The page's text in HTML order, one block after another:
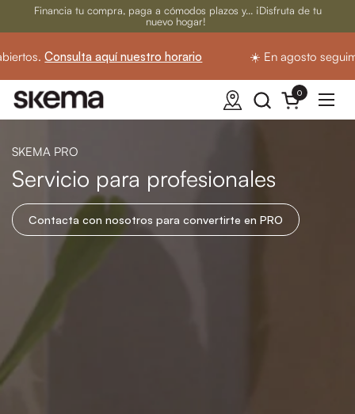
Ir al contenido
Financia tu compra, paga a cómodos plazos y... ¡Disfruta de tu
nuevo hogar!
Consulta aquí nuestro horario ☀️ En agosto seguimos
Abrir carrito
0
Abrir
SKEMA PRO
Servicio para profesionales
Contacta con nosotros para convertirte en PRO